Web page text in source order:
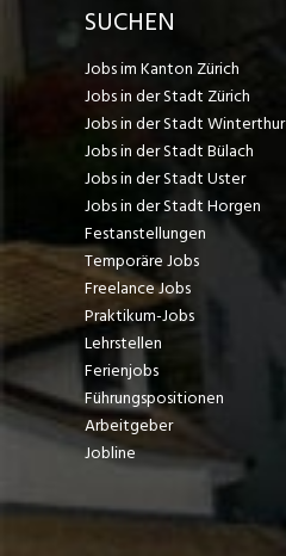
SUCHEN
Jobs im Kanton Zürich
Jobs in der Stadt Zürich
Jobs in der Stadt Winterthur
Jobs in der Stadt Bülach
Jobs in der Stadt Uster
Jobs in der Stadt Horgen
Festanstellungen
Temporäre Jobs
Freelance Jobs
Praktikum-Jobs
Lehrstellen
Ferienjobs
Führungspositionen
Arbeitgeber
Jobline